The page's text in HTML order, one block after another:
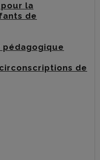
pour la
de
de